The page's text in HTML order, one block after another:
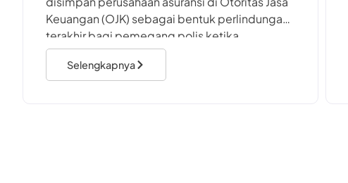
Keuangan (OJK) sebagai bentuk perlindungan
terakhir bagi pemegang polis ketika
perusahaan memasuki proses likuidasi. Dana
ini berfungsi sebagai
Selengkapnya